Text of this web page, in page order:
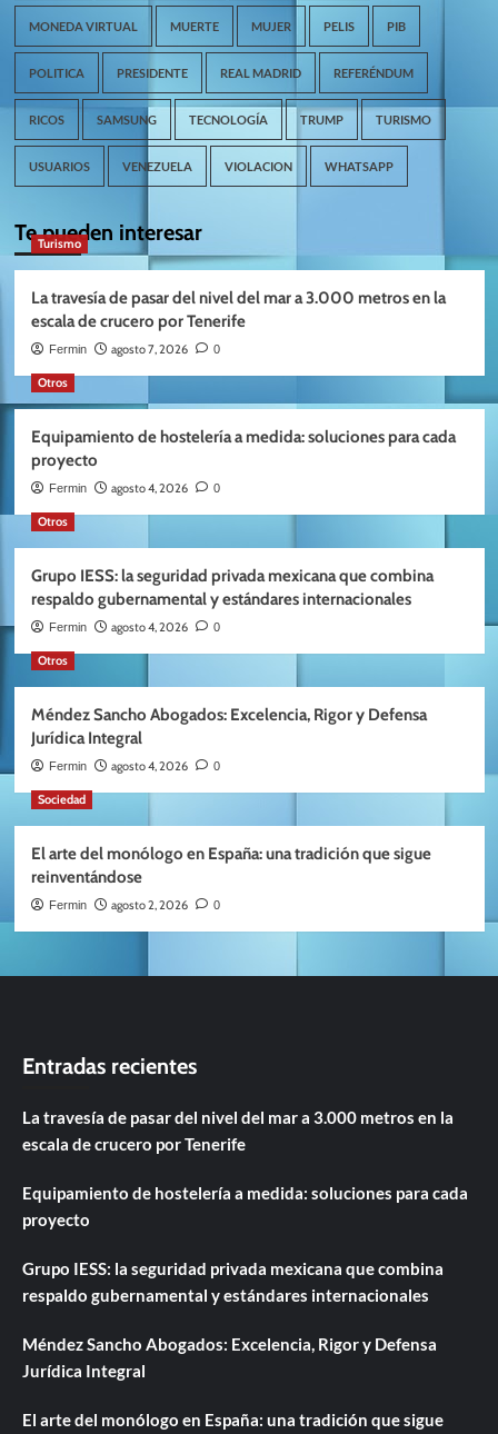
MONEDA VIRTUAL MUERTE MUJER PELIS PIB
POLITICA PRESIDENTE REAL MADRID REFERÉNDUM
RICOS SAMSUNG TECNOLOGÍA TRUMP TURISMO
USUARIOS VENEZUELA VIOLACION WHATSAPP
Te pueden interesar
Turismo
La travesía de pasar del nivel del mar a 3.000 metros en la
escala de crucero por Tenerife
Fermin agosto 7, 2026 0
Otros
Equipamiento de hostelería a medida: soluciones para cada
proyecto
Fermin agosto 4, 2026 0
Otros
Grupo IESS: la seguridad privada mexicana que combina
respaldo gubernamental y estándares internacionales
Fermin agosto 4, 2026 0
Otros
Méndez Sancho Abogados: Excelencia, Rigor y Defensa
Jurídica Integral
Fermin agosto 4, 2026 0
Sociedad
El arte del monólogo en España: una tradición que sigue
reinventándose
Fermin agosto 2, 2026 0
Entradas recientes
La travesía de pasar del nivel del mar a 3.000 metros en la
escala de crucero por Tenerife
Equipamiento de hostelería a medida: soluciones para cada
proyecto
Grupo IESS: la seguridad privada mexicana que combina
respaldo gubernamental y estándares internacionales
Méndez Sancho Abogados: Excelencia, Rigor y Defensa
Jurídica Integral
El arte del monólogo en España: una tradición que sigue